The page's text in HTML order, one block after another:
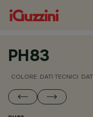
PH83
COLORE DATI TECNICI